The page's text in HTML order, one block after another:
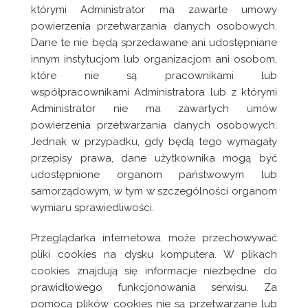
którymi Administrator ma zawarte umowy
powierzenia przetwarzania danych osobowych.
Dane te nie będą sprzedawane ani udostępniane
innym instytucjom lub organizacjom ani osobom,
które nie są pracownikami lub
współpracownikami Administratora lub z którymi
Administrator nie ma zawartych umów
powierzenia przetwarzania danych osobowych.
Jednak w przypadku, gdy będą tego wymagały
przepisy prawa, dane użytkownika mogą być
udostępnione organom państwowym lub
samorządowym, w tym w szczególności organom
wymiaru sprawiedliwości.
Przeglądarka internetowa może przechowywać
pliki cookies na dysku komputera. W plikach
cookies znajdują się informacje niezbędne do
prawidłowego funkcjonowania serwisu. Za
pomocą plików cookies nie są przetwarzane lub